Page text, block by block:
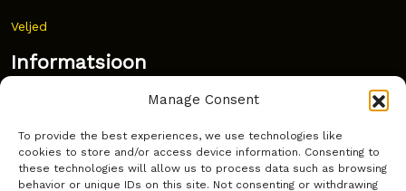
Manage Consent
To provide the best experiences, we use technologies like
cookies to store and/or access device information. Consenting to
these technologies will allow us to process data such as browsing
behavior or unique IDs on this site. Not consenting or withdrawing
Veljed
Informatsioon
Korduma kippuvad küsimused
Kust osta?